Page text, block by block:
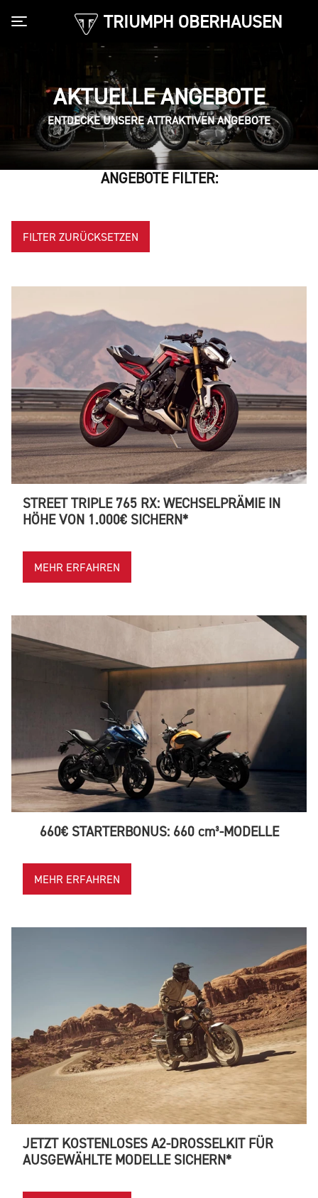
TRIUMPH OBERHAUSEN
Toggle navigation
AKTUELLE ANGEBOTE
ENTDECKE UNSERE ATTRAKTIVEN ANGEBOTE
ANGEBOTE FILTER:
FILTER ZURÜCKSETZEN
STREET TRIPLE 765 RX: WECHSELPRÄMIE IN
HÖHE VON 1.000€ SICHERN*
MEHR ERFAHREN
660€ STARTERBONUS: 660 cm³-MODELLE
MEHR ERFAHREN
JETZT KOSTENLOSES A2-DROSSELKIT FÜR
AUSGEWÄHLTE MODELLE SICHERN*